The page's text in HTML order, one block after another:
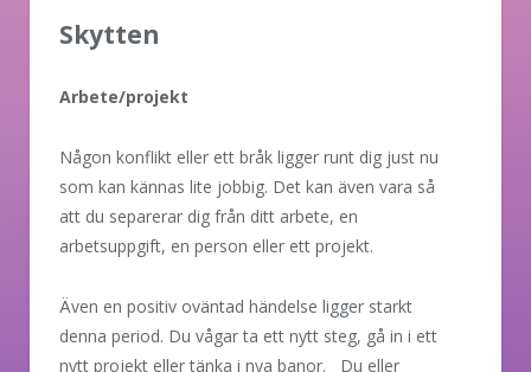
Skytten
Arbete/projekt
Någon konflikt eller ett bråk ligger runt dig just nu
som kan kännas lite jobbig. Det kan även vara så
att du separerar dig från ditt arbete, en
arbetsuppgift, en person eller ett projekt.
Även en positiv oväntad händelse ligger starkt
denna period. Du vågar ta ett nytt steg, gå in i ett
nytt projekt eller tänka i nya banor. Du eller